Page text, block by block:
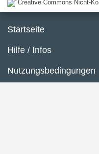
Startseite
Hilfe / Infos
Nutzungsbedingungen